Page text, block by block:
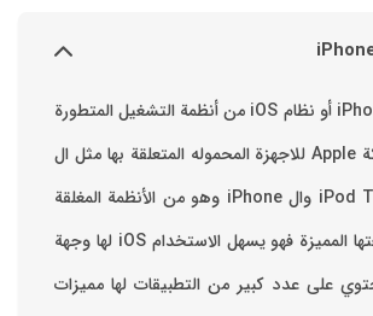
يعتبر نظام ال iPhone أو نظام iOS من أنظمة التشغيل المتطورة
التي سوقتها شركة Apple للاجهزة المحموله المتعلقة بها مثل ال
iPad وال iPod Touch وال iPhone وهو من الأنظمة المغلقة
التي تتميز بسمعتها المميزة فهو يسهل الاستخدام ‏iOS لها وجهة
على عدد كبير من التطبيقات لها مميزات